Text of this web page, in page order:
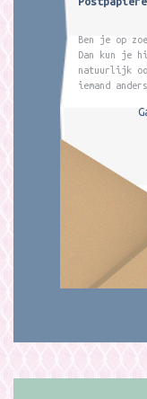
Ben je op
Dan kun je
natuurlijk
iemand